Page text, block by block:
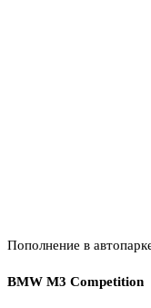
Пополнение в
BMW M3 Competition